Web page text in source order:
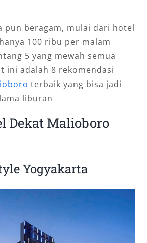
pun beragam, mulai dari hotel
100 ribu per malam
5 yang mewah semua
ini adalah 8 rekomendasi
terbaik yang bisa jadi
liburan
Dekat Malioboro
Yogyakarta